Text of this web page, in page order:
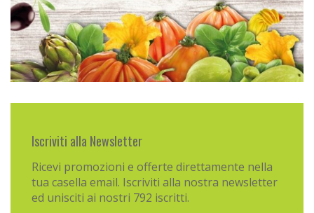
Iscriviti alla Newsletter
Ricevi promozioni e offerte direttamente nella
tua casella email. Iscriviti alla nostra newsletter
ed unisciti ai nostri 792 iscritti.